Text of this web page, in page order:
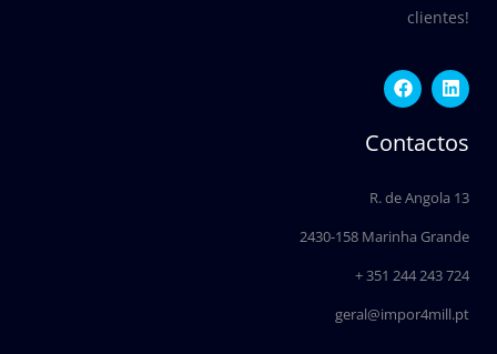
clientes!
F
a
c
e
b
o
k
L
i
n
k
e
i
n
Contactos
R. de Angola 13
2430-158 Marinha Grande
+ 351 244 243 724
geral@impor4mill.pt